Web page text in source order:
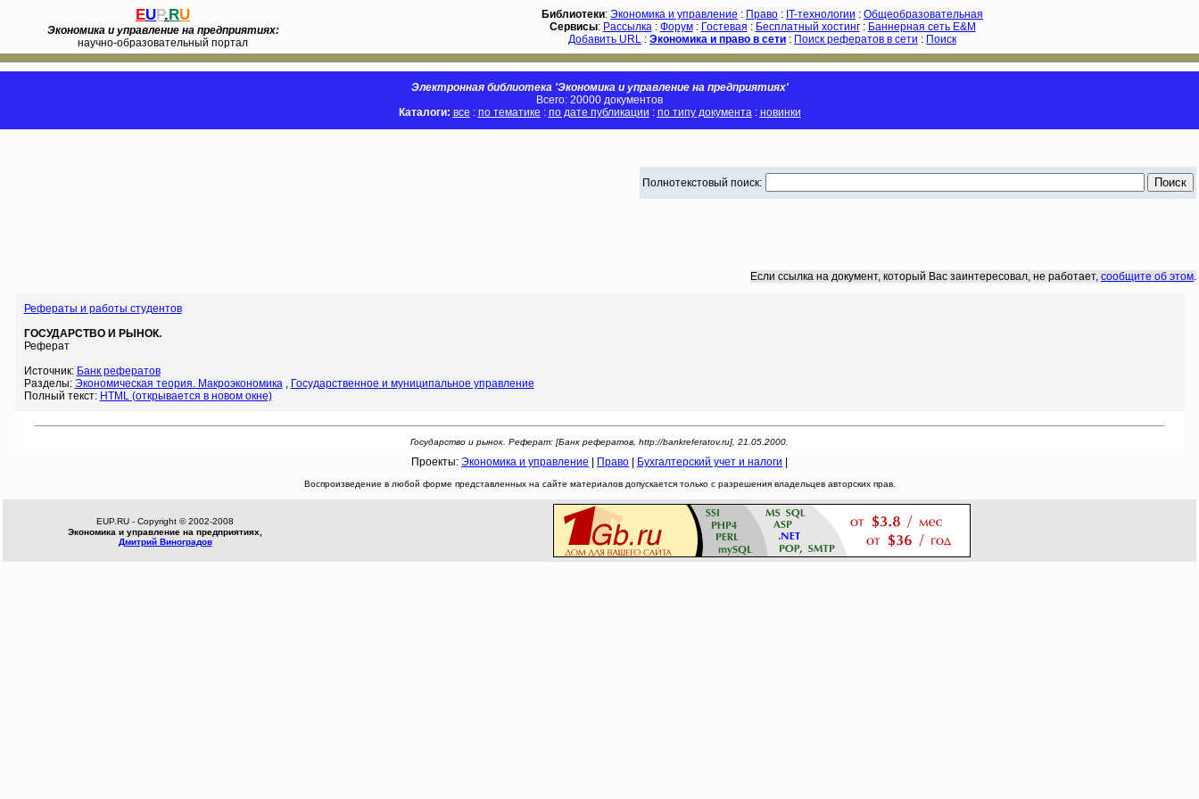
EUP.RU
Экономика и управление на предприятиях:
научно-образовательный портал
Библиотеки: Экономика и управление : Право : IT-технологии : Общеобразовательная
Сервисы: Рассылка: Форум: Гостевая : Бесплатный хостинг: Баннерная сеть E&M
Добавить URL : Экономика и право в сети : Поиск рефератов в сети : Поиск
Электронная библиотека 'Экономика и управление на предприятиях'
Всего: 20000 документов
Каталоги: все : по тематике : по дате публикации : по типу документа: новинки
Полнотекстовый поиск:
Если ссылка на документ, который Вас заинтересовал, не работает, сообщите об этом.
Рефераты и работы студентов
ГОСУДАРСТВО И РЫНОК.
Реферат
Источник: Банк рефератов
Разделы: Экономическая теория. Макроэкономика, Государственное и муниципальное управление
Полный текст: HTML (открывается в новом окне)
Государство и рынок. Реферат: [Банк рефератов, http://bankreferatov.ru], 21.05.2000.
Проекты: Экономика и управление Право Бухгалтерский учет и налоги
Воспроизведение в любой форме представленных на сайте материалов допускается только с разрешения владельцев авторских прав.
EUP.RU - Copyright © 2002-2008
Экономика и управление на предприятиях,
Дмитрий Виноградов